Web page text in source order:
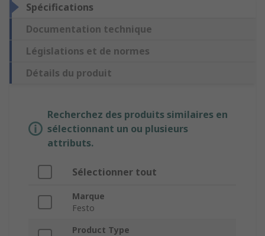
Spécifications
Documentation technique
Législations et de normes
Détails du produit
Recherchez des produits similaires en
sélectionnant un ou plusieurs
attributs.
Sélectionner tout
Marque
Festo
Product Type